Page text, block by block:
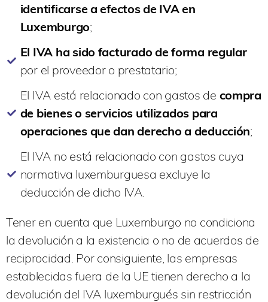
identificarse a efectos de IVA en
Luxemburgo;
El IVA ha sido facturado de forma regular
por el proveedor o prestatario;
El IVA está relacionado con gastos de compra
de bienes o servicios utilizados para
operaciones que dan derecho a deducción;
El IVA no está relacionado con gastos cuya
normativa luxemburguesa excluye la
deducción de dicho IVA.
Tener en cuenta que Luxemburgo no condiciona
la devolución a la existencia o no de acuerdos de
reciprocidad. Por consiguiente, las empresas
establecidas fuera de la UE tienen derecho a la
devolución del IVA luxemburgués sin restricción